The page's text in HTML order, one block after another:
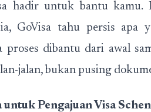
hadir untuk bantu kamu.
GoVisa tahu persis apa
proses dibantu dari awal
jalan, bukan pusing
untuk Pengajuan Visa